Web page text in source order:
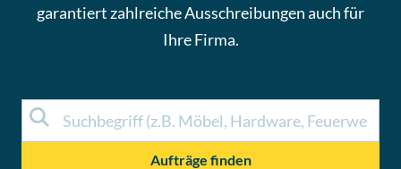
garantiert zahlreiche Ausschreibungen auch für
Ihre Firma.
Aufträge finden